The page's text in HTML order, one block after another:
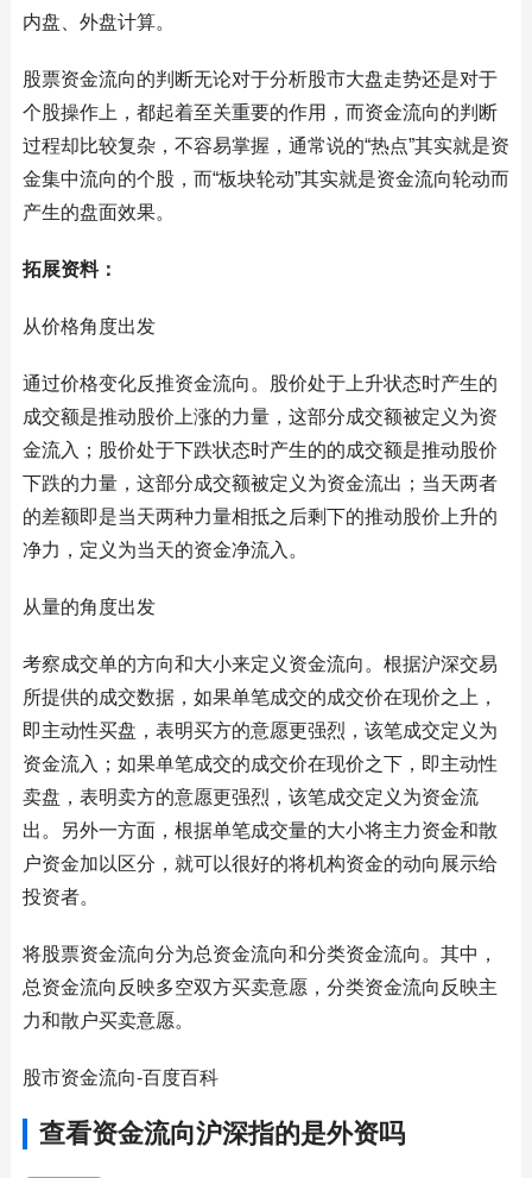
内盘、外盘计算。
股票资金流向的判断无论对于分析股市大盘走势还是对于
个股操作上，都起着至关重要的作用，而资金流向的判断
过程却比较复杂，不容易掌握，通常说的“热点”其实就是资
金集中流向的个股，而“板块轮动”其实就是资金流向轮动而
产生的盘面效果。
拓展资料：
从价格角度出发
通过价格变化反推资金流向。股价处于上升状态时产生的
成交额是推动股价上涨的力量，这部分成交额被定义为资
金流入；股价处于下跌状态时产生的的成交额是推动股价
下跌的力量，这部分成交额被定义为资金流出；当天两者
的差额即是当天两种力量相抵之后剩下的推动股价上升的
净力，定义为当天的资金净流入。
从量的角度出发
考察成交单的方向和大小来定义资金流向。根据沪深交易
所提供的成交数据，如果单笔成交的成交价在现价之上，
即主动性买盘，表明买方的意愿更强烈，该笔成交定义为
资金流入；如果单笔成交的成交价在现价之下，即主动性
卖盘，表明卖方的意愿更强烈，该笔成交定义为资金流
出。另外一方面，根据单笔成交量的大小将主力资金和散
户资金加以区分，就可以很好的将机构资金的动向展示给
投资者。
将股票资金流向分为总资金流向和分类资金流向。其中，
总资金流向反映多空双方买卖意愿，分类资金流向反映主
力和散户买卖意愿。
股市资金流向-百度百科
查看资金流向沪深指的是外资吗